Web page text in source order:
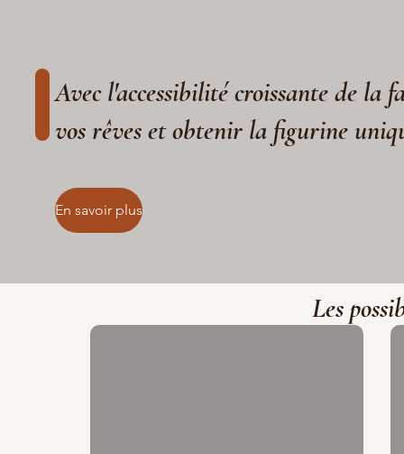
Avec l'accessibilité croissante de la
vos rêves et obtenir la figurine
En savoir plus
Les